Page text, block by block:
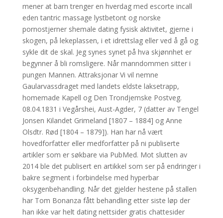
mener at barn trenger en hverdag med escorte incall
eden tantric massage lystbetont og norske
pornostjerner shemale dating fysisk aktivitet, gjerne i
skogen, på lekeplassen, i et idrettslag eller ved å gå og
sykle dit de skal. Jeg synes synet på hva skjønnhet er
begynner å bli romsligere. Når manndommen sitter i
pungen Mannen. Attraksjonar Vi vil nemne
Gaularvassdraget med landets eldste laksetrapp,
homemade Kapell og Den Trondjemske Postveg.
08.04.1831 i Vegårshei, Aust-Agder, 7 (datter av Tengel
Jonsen Kilandet Grimeland [1807 – 1884] og Anne
Olsdtr. Rød [1804 – 1879]). Han har nå vært
hovedforfatter eller medforfatter på ni publiserte
artikler som er søkbare via PubMed. Mot slutten av
2014 ble det publisert en artikkel som ser på endringer i
bakre segment i forbindelse med hyperbar
oksygenbehandling. Når det gjelder hestene på stallen
har Tom Bonanza fått behandling etter siste løp der
han ikke var helt dating nettsider gratis chattesider